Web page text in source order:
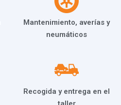
Mantenimiento, averías y
neumáticos
Recogida y entrega en el